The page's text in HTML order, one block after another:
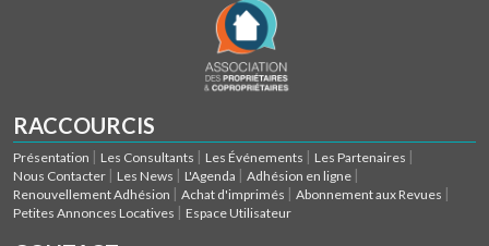
RACCOURCIS
Présentation Les Consultants Les Événements
Les Partenaires
Nous Contacter
Les News L'Agenda
Adhésion en ligne
Renouvellement Adhésion
Achat d'imprimés
Abonnement aux Revues
Petites Annonces Locatives
Espace Utilisateur